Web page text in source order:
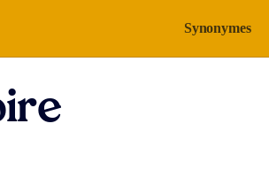
Synonymes